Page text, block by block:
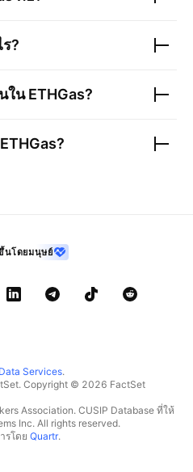
?
ในETHGas?
ETHGas?
นโดยมนุษย์
Services.
Copyright © 2026 FactSet
Association. CUSIP Database ที่ให้
Inc. All rights reserved.
รโดย Quartr.